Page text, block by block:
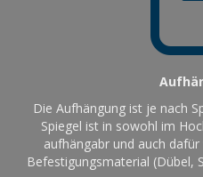
Die Aufhängung ist je nach
Spiegel ist in sowohl im
aufhängabr und auch
Befestigungsmaterial (Dübel,